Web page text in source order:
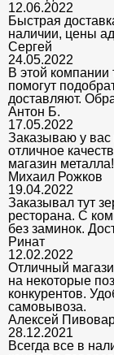
12.06.2022
Быстрая
наличии, цены
Сергей
24.05.2022
В этой
помогут
доставляют.
Антон Б.
17.05.2022
Заказываю у вас
отличное
магазин металла!
Михаил Рожков
19.04.2022
Заказывал тут
ресторана. С
без заминок.
Ринат
12.02.2022
Отличный
на некоторые
конкурентов.
самовывоза.
Алексей
28.12.2021
Всегда все в